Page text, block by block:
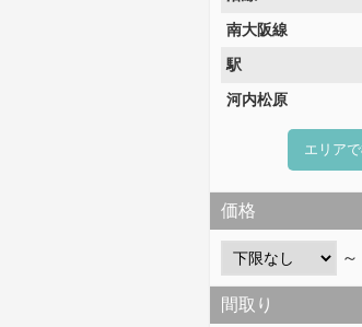
南大阪線
駅
河内松原
エリア
価格
～
間取り